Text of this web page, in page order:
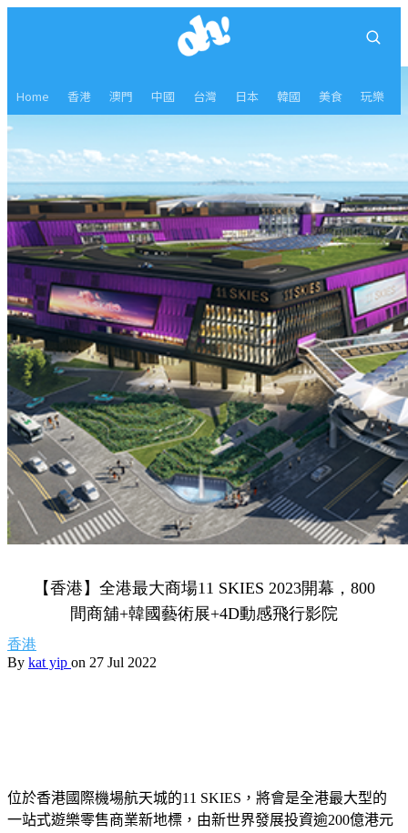
Home 香港 澳門 中國 台灣 日本 韓國 美食 玩樂
【香港】全港最大商場11 SKIES 2023開幕，800
間商舖+韓國藝術展+4D動感飛行影院
香港
By kat yip on 27 Jul 2022
位於香港國際機場航天城的11 SKIES ，將會是全港最大型的
一站式遊樂零售商業新地標，由新世界發展投資逾200億港元